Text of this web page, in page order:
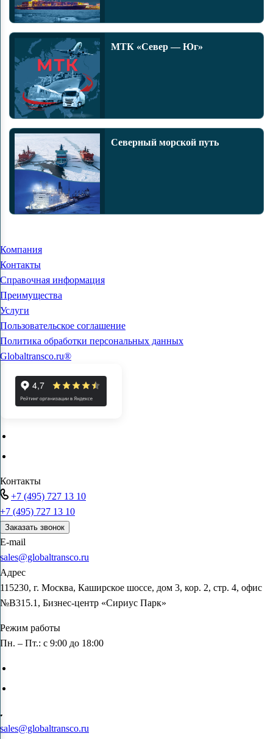
МТК «Север — Юг»
Северный морской путь
Компания
Контакты
Справочная информация
Преимущества
Услуги
Пользовательское соглашение
Политика обработки персональных данных
Globaltransco.ru®
Контакты
+7 (495) 727 13 10
+7 (495) 727 13 10
Заказать звонок
E-mail
sales@globaltransco.ru
Адрес
115230, г. Москва, Каширское шоссе, дом 3, кор. 2, стр. 4, офис
№В315.1, Бизнес-центр «Сириус Парк»
Режим работы
Пн. – Пт.: с 9:00 до 18:00
sales@globaltransco.ru